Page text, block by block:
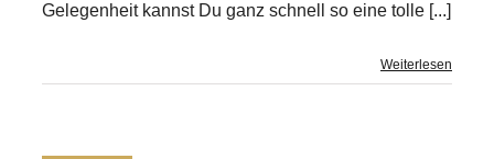
Gelegenheit kannst Du ganz schnell so eine tolle [...]
Weiterlesen